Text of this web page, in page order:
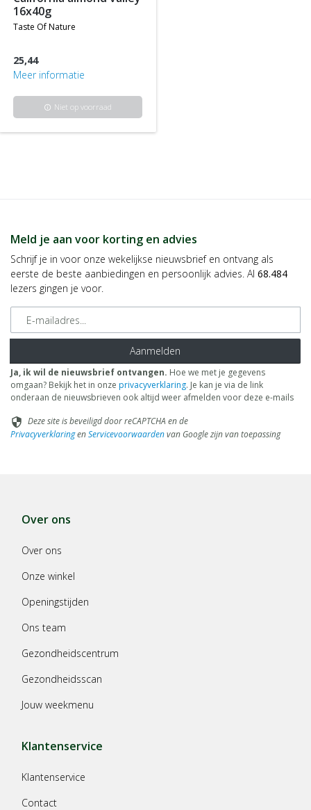
16x40g
taste of nature
25,44
Meer informatie
info Niet op voorraad
Meld je aan voor korting en advies
Schrijf je in voor onze wekelijkse nieuwsbrief en ontvang als
eerste de beste aanbiedingen en persoonlijk advies. Al 68.484
lezers gingen je voor.
E-mailadres
Aanmelden
Ja, ik wil de nieuwsbrief ontvangen. Hoe we met je gegevens
omgaan? Bekijk het in onze privacyverklaring. Je kan je via de link
onderaan de nieuwsbrieven ook altijd weer afmelden voor deze e-mails
security Deze site is beveiligd door reCAPTCHA en de
PrivacyverklaringenServicevoorwaardenvan Google zijn van toepassing
Over ons
Over ons
Onze winkel
Openingstijden
Ons team
Gezondheidscentrum
Gezondheidsscan
Jouw weekmenu
Klantenservice
Klantenservice
Contact